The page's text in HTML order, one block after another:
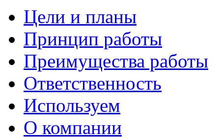
Цели и планы
Принцип работы
Преимущества работы
Ответственность
Используем
О компании